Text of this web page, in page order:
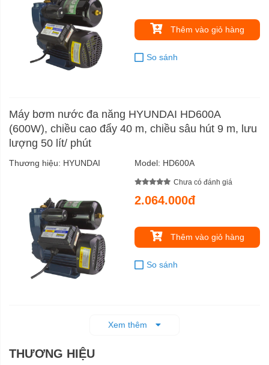
Thêm vào giỏ hàng
So sánh
Máy bơm nước đa năng HYUNDAI HD600A
(600W), chiều cao đẩy 40 m, chiều sâu hút 9 m, lưu
lượng 50 lít/ phút
Thương hiệu: HYUNDAI Model: HD600A
Chưa có đánh giá
2.064.000đ
Thêm vào giỏ hàng
So sánh
Xem thêm
THƯƠNG HIỆU